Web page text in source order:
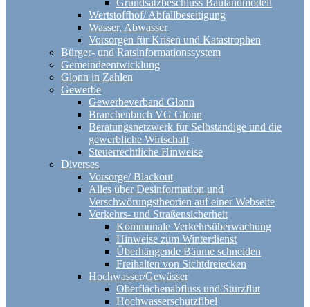
Grundsatzbeschluss Baulandmodell
Wertstoffhof/ Abfallbeseitigung
Wasser, Abwasser
Vorsorgen für Krisen und Katastrophen
Bürger- und Ratsinformationssystem
Gemeindeentwicklung
Glonn in Zahlen
Gewerbe
Gewerbeverband Glonn
Branchenbuch VG Glonn
Beratungsnetzwerk für Selbständige und die
gewerbliche Wirtschaft
Steuerrechtliche Hinweise
Diverses
Vorsorge/ Blackout
Alles über Desinformation und
Verschwörungstheorien auf einer Webseite
Verkehrs- und Straßensicherheit
Kommunale Verkehrsüberwachung
Hinweise zum Winterdienst
Überhängende Bäume schneiden
Freihalten von Sichtdreiecken
Hochwasser/Gewässer
Oberflächenabfluss und Sturzflut
Hochwasserschutzfibel